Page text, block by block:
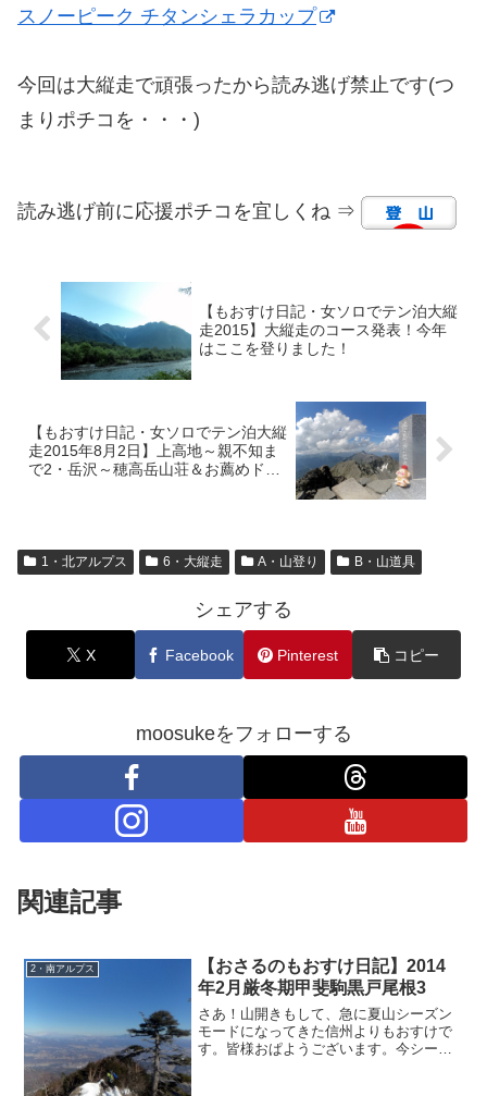
スノーピーク チタンシェラカップ
今回は大縦走で頑張ったから読み逃げ禁止です(つ
まりポチコを・・・)
読み逃げ前に応援ポチコを宜しくね ⇒
【もおすけ日記・女ソロでテン泊大縦
走2015】大縦走のコース発表！今年
はここを登りました！
【もおすけ日記・女ソロでテン泊大縦
走2015年8月2日】上高地～親不知ま
で2・岳沢～穂高岳山荘＆お薦めドリ
1・北アルプス 6・大縦走 A・山登り B・山道具
シェアする
X Facebook Pinterest コピー
moosukeをフォローする
関連記事
2・南アルプス
【おさるのもおすけ日記】2014
年2月厳冬期甲斐駒黒戸尾根3
さあ！山開きもして、急に夏山シーズン
モードになってきた信州よりもおすけで
す。皆様おぱようございます。今シーズ